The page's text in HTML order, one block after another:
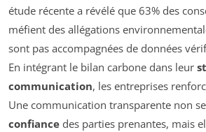
étude récente a révélé que 63% des
méfient des allégations
sont pas accompagnées de données
En intégrant le bilan carbone dans leur
communication, les entreprises
Une communication transparente non
confiance des parties prenantes, mais